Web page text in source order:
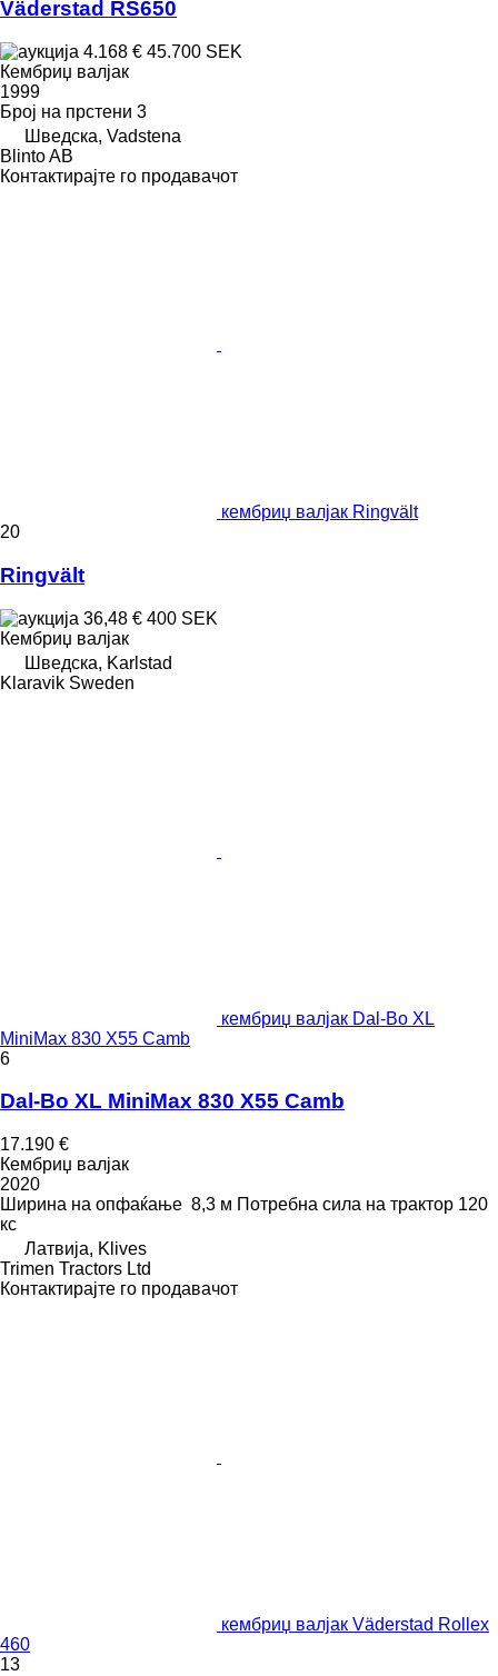
Väderstad RS650
4.168 € 45.700 SEK
Кембриџ валјак
1999
Број на прстени 3
Шведска, Vadstena
Blinto AB
Контактирајте го продавачот
кембриџ валјак Ringvält
20
Ringvält
36,48 € 400 SEK
Кембриџ валјак
Шведска, Karlstad
Klaravik Sweden
кембриџ валјак Dal-Bo XL
MiniMax 830 X55 Camb
6
Dal-Bo XL MiniMax 830 X55 Camb
17.190 €
Кембриџ валјак
2020
Ширина на опфаќање 8,3 м Потребна сила на трактор 120
кс
Латвија, Klives
Trimen Tractors Ltd
Контактирајте го продавачот
кембриџ валјак Väderstad Rollex
460
13